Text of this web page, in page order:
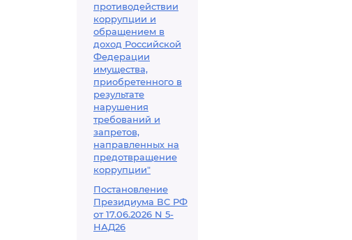
противодействии
коррупции и
обращением в
доход Российской
Федерации
имущества,
приобретенного в
результате
нарушения
требований и
запретов,
направленных на
предотвращение
коррупции"
Постановление
Президиума ВС РФ
от 17.06.2026 N 5-
НАД26